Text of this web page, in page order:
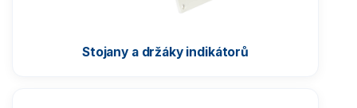
Stojany a držáky indikátorů